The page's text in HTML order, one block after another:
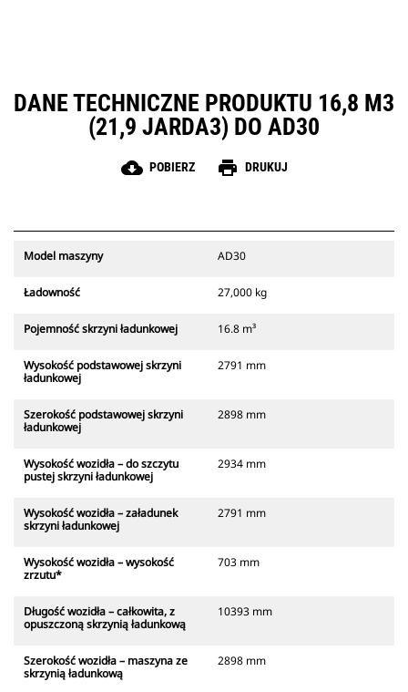
DANE TECHNICZNE PRODUKTU 16,8 M3
(21,9 JARDA3) DO AD30
cloud_download POBIERZ print DRUKUJ
Model maszyny AD30
Ładowność 27,000 kg
Pojemność skrzyni ładunkowej 16.8 m³
Wysokość podstawowej skrzyni
ładunkowej
2791 mm
Szerokość podstawowej skrzyni
ładunkowej
2898 mm
Wysokość wozidła – do szczytu
pustej skrzyni ładunkowej
2934 mm
Wysokość wozidła – załadunek
skrzyni ładunkowej
2791 mm
Wysokość wozidła – wysokość
zrzutu*
703 mm
Długość wozidła – całkowita, z
opuszczoną skrzynią ładunkową
10393 mm
Szerokość wozidła – maszyna ze
skrzynią ładunkową
2898 mm